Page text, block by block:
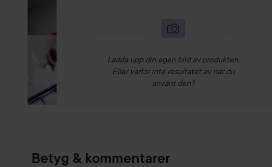
Ladda upp din egen bild av produkten.
Eller varför inte resultatet av när du
använt den?
Betyg & kommentarer